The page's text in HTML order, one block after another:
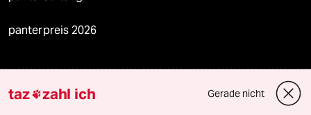
panterpreis 2026
Podcast
taz zahl ich Gerade nicht